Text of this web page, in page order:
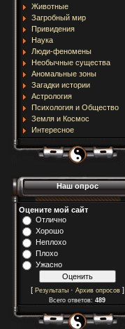
Животные
Загробный мир
Привидения
Наука
Люди-феномены
Необычные существа
Аномальные зоны
Загадки истории
Астрология
Психология и Общество
Земля и Космос
Интересное
Наш опрос
Оцените мой сайт
Отлично
Хорошо
Неплохо
Плохо
Ужасно
[ Результаты· Архив опросов]
Всего ответов: 489